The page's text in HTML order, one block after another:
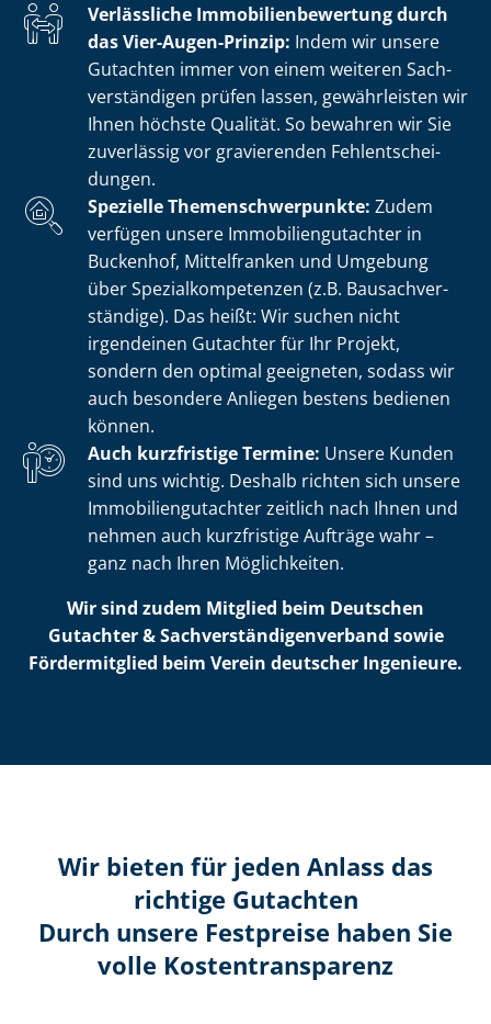
Verlässliche Im­mo­bi­li­en­be­wer­tung durch
das Vier-Augen-Prinzip: Indem wir unsere
Gutachten immer von einem weiteren Sach­
ver­stän­di­gen prüfen lassen, gewährleisten wir
Ihnen höchste Qualität. So bewahren wir Sie
zuverlässig vor gravierenden Fehl­ent­schei­
dun­gen.
Spezielle The­men­schwer­punk­te: Zudem
verfügen unsere Im­mo­bi­li­en­gut­ach­ter in
Buckenhof, Mittelfranken und Umgebung
über Spe­zi­al­kom­pe­ten­zen (z.B. Bau­sach­ver­
stän­di­ge). Das heißt: Wir suchen nicht
irgendeinen Gutachter für Ihr Projekt,
sondern den optimal geeigneten, sodass wir
auch besondere Anliegen bestens bedienen
können.
Auch kurzfristige Termine: Unsere Kunden
sind uns wichtig. Deshalb richten sich unsere
Im­mo­bi­li­en­gut­ach­ter zeitlich nach Ihnen und
nehmen auch kurzfristige Aufträge wahr –
ganz nach Ihren Möglichkeiten.
Wir sind zudem Mitglied beim Deutschen
Gutachter & Sach­ver­stän­di­gen­ver­band sowie
Fördermitglied beim Verein deutscher Ingenieure.
Wir bieten für jeden Anlass das
richtige Gutachten
Durch unsere Festpreise haben Sie
volle Kosten­transparenz